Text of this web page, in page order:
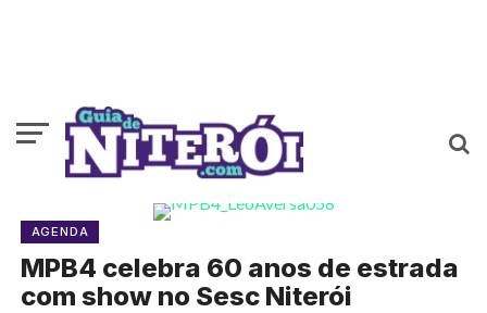
AGENDA
MPB4 celebra 60 anos de estrada
com show no Sesc Niterói